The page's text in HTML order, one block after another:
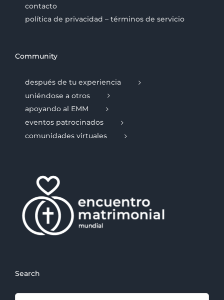
contacto
política de privacidad – términos de servicio
Community
después de tu experiencia
uniéndose a otros
apoyando al EMM
eventos patrocinados
comunidades virtuales
Search